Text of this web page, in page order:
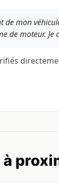
mon
moteur. Je